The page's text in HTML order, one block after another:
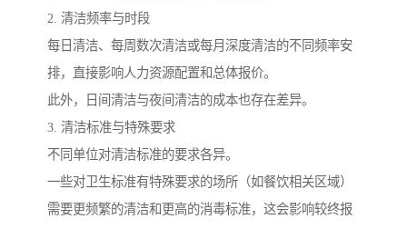
2. 清洁频率与时段
每日清洁、每周数次清洁或每月深度清洁的不同频率安
排，直接影响人力资源配置和总体报价。
此外，日间清洁与夜间清洁的成本也存在差异。
3. 清洁标准与特殊要求
不同单位对清洁标准的要求各异。
一些对卫生标准有特殊要求的场所（如餐饮相关区域）
需要更频繁的清洁和更高的消毒标准，这会影响较终报